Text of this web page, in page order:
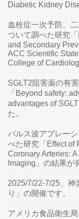
Diabetic Kidney
血栓症一次予防、
ついて調べた研究
and Secondary
ACC Scientific
College of
SGLT2阻害薬の有
「Beyond safety:
advantages of
た。
パルス波アブレー
べた研究「Effect of
Coronary Arteries:
Imaging」の結果が
2025/7/22-7/25、神
り」の開催です。
アメリカ食品衛生